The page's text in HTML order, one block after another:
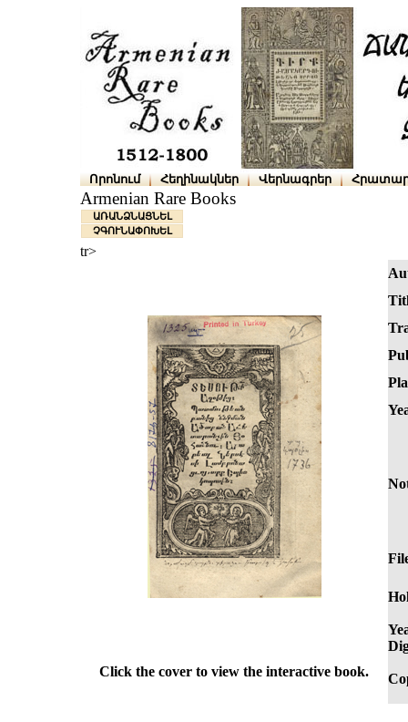
Որոնում Հեղինակներ Վերնագրեր
Armenian Rare Books
ԱՌԱՆՁՆԱՑՆԵԼ
ՉԳՈՒՆԱՓՈԽԵԼ
tr>
Click the cover to view the interactive book.